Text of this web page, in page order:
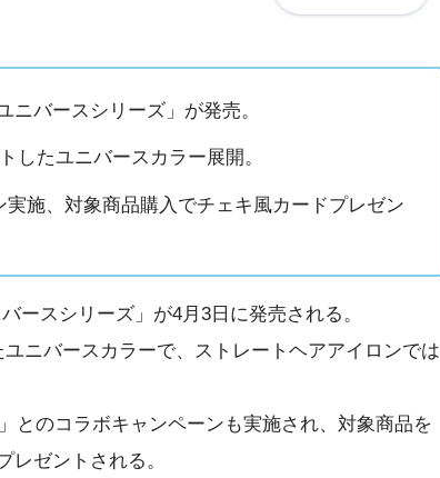
ニバースシリーズ」が発売。
したユニバースカラー展開。
施、対象商品購入でチェキ風カードプレゼン
ースシリーズ」が4月3日に発売される。
ニバースカラーで、ストレートヘアアイロンでは
とのコラボキャンペーンも実施され、対象商品を
レゼントされる。